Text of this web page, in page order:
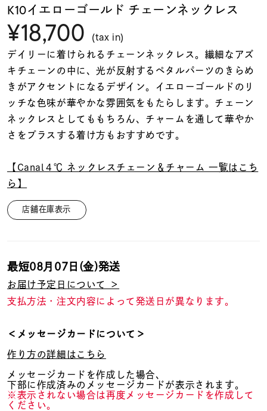
ファッションテイス
ト
着用シーン
コレクション
レディース
リングサイズ
～
メンズ
価格 ¥0
在庫 在庫ありのみ
K10イエローゴールド チェーンネックレス
¥18,700 (tax in)
デイリーに着けられるチェーンネックレス。繊細なアズ
キチェーンの中に、光が反射するペタルパーツのきらめ
きがアクセントになるデザイン。イエローゴールドのリ
ッチな色味が華やかな雰囲気をもたらします。チェーン
ネックレスとしてももちろん、チャームを通して華やか
さをプラスする着け方もおすすめです。
【Canal４℃ ネックレスチェーン＆チャーム 一覧はこち
ら】
店舗在庫表示
最短08月07日(金)発送
お届け予定日について ＞
支払方法・注文内容によって発送日が異なります。
＜メッセージカードについて＞
作り方の詳細はこちら
メッセージカードを作成した場合、
下部に作成済みのメッセージカードが表示されます。
※表示されない場合は再度メッセージカードを作成して
ください。